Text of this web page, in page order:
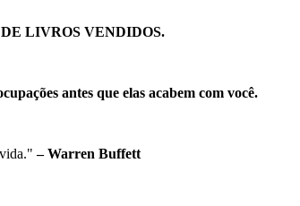
LIVROS VENDIDOS.
antes que elas acabem com você.
– Warren Buffett